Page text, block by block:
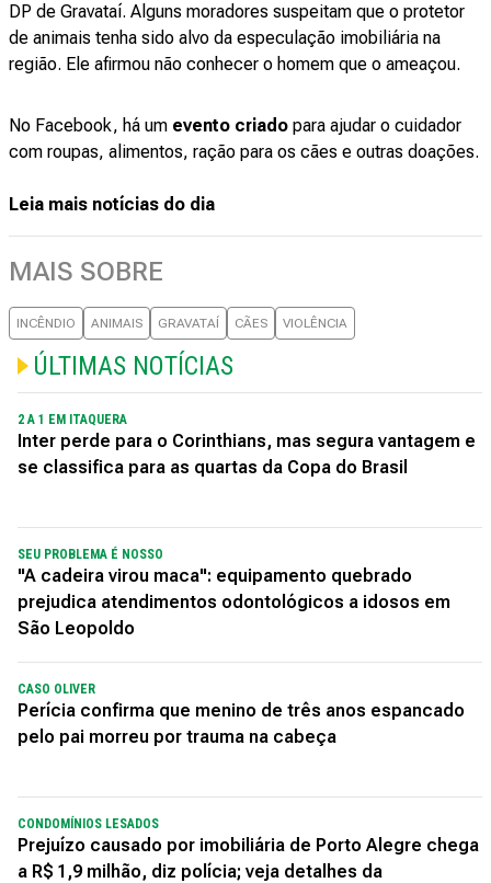
DP de Gravataí. Alguns moradores suspeitam que o protetor
de animais tenha sido alvo da especulação imobiliária na
região. Ele afirmou não conhecer o homem que o ameaçou.
No Facebook, há um evento criado para ajudar o cuidador
com roupas, alimentos, ração para os cães e outras doações.
Leia mais notícias do dia
MAIS SOBRE
INCÊNDIO ANIMAIS GRAVATAÍ CÃES VIOLÊNCIA
ÚLTIMAS NOTÍCIAS
2 A 1 EM ITAQUERA
Inter perde para o Corinthians, mas segura vantagem e
se classifica para as quartas da Copa do Brasil
SEU PROBLEMA É NOSSO
"A cadeira virou maca": equipamento quebrado
prejudica atendimentos odontológicos a idosos em
São Leopoldo
CASO OLIVER
Perícia confirma que menino de três anos espancado
pelo pai morreu por trauma na cabeça
CONDOMÍNIOS LESADOS
Prejuízo causado por imobiliária de Porto Alegre chega
a R$ 1,9 milhão, diz polícia; veja detalhes da